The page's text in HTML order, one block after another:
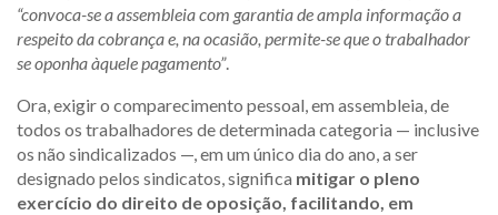
“convoca-se a assembleia com garantia de ampla informação a
respeito da cobrança e, na ocasião, permite-se que o trabalhador
se oponha àquele pagamento”.
Ora, exigir o comparecimento pessoal, em assembleia, de
todos os trabalhadores de determinada categoria — inclusive
os não sindicalizados —, em um único dia do ano, a ser
designado pelos sindicatos, significa mitigar o pleno
exercício do direito de oposição, facilitando, em